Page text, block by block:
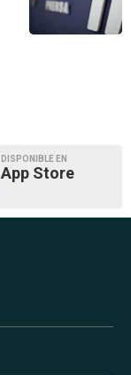
DISPONIBLE EN
App Store